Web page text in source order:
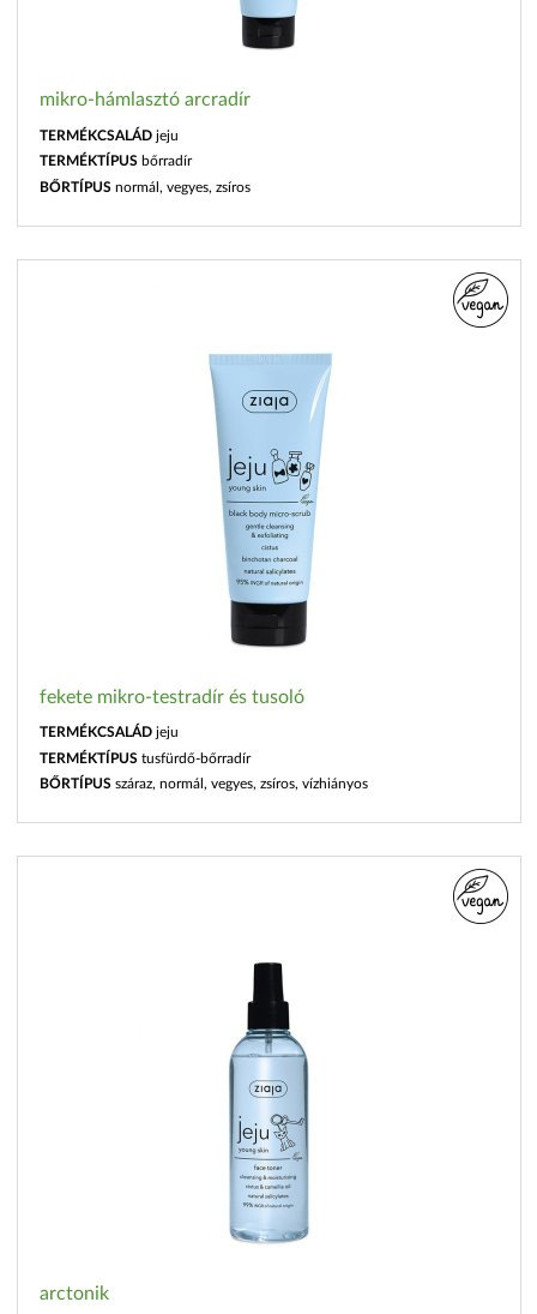
mikro-hámlasztó arcradír
TERMÉKCSALÁD jeju
TERMÉKTÍPUS bőrradír
BŐRTÍPUS normál, vegyes, zsíros
fekete mikro-testradír és tusoló
TERMÉKCSALÁD jeju
TERMÉKTÍPUS tusfürdő-bőrradír
BŐRTÍPUS száraz, normál, vegyes, zsíros, vízhiányos
arctonik